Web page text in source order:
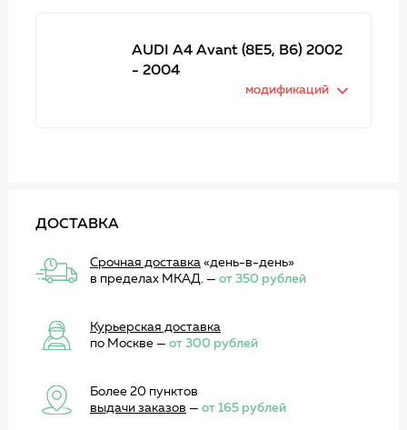
AUDI A4 Avant (8E5, B6) 2002
- 2004
модификаций
ДОСТАВКА
Срочная доставка«день-в-день»
в пределах МКАД. — от 350 рублей
Курьерская доставка
по Москве — от 300 рублей
Более 20 пунктов
выдачи заказов — от 165 рублей